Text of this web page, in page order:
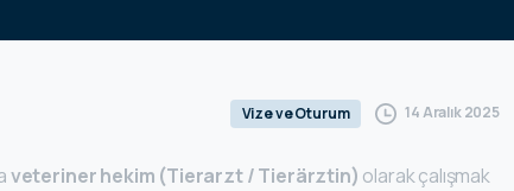
Vize ve Oturum 14 Aralık 2025
veteriner hekim (Tierarzt / Tierärztin) olarak çalışmak